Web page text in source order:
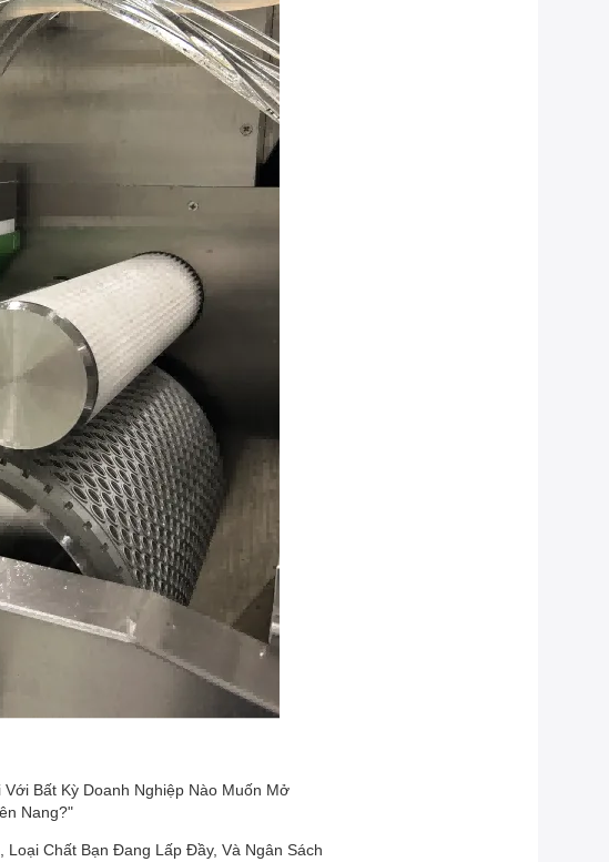
Bất Kỳ Doanh Nghiệp Nào Muốn Mở
Nang?"
Chất Bạn Đang Lấp Đầy, Và Ngân Sách